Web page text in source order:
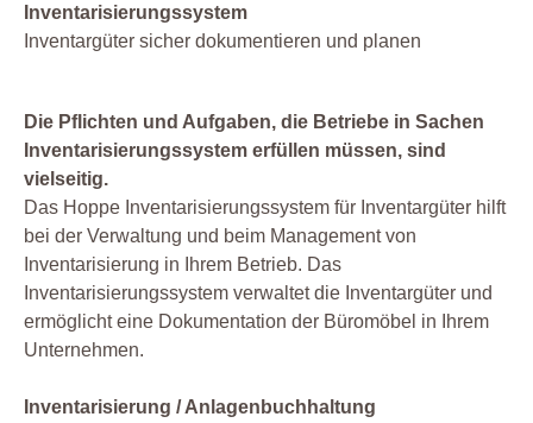
Inventarisierungssystem
Inventargüter sicher dokumentieren und planen
Die Pflichten und Aufgaben, die Betriebe in Sachen
Inventarisierungssystem erfüllen müssen, sind
vielseitig.
Das Hoppe Inventarisierungssystem für Inventargüter hilft
bei der Verwaltung und beim Management von
Inventarisierung in Ihrem Betrieb. Das
Inventarisierungssystem verwaltet die Inventargüter und
ermöglicht eine Dokumentation der Büromöbel in Ihrem
Unternehmen.
Inventarisierung / Anlagenbuchhaltung